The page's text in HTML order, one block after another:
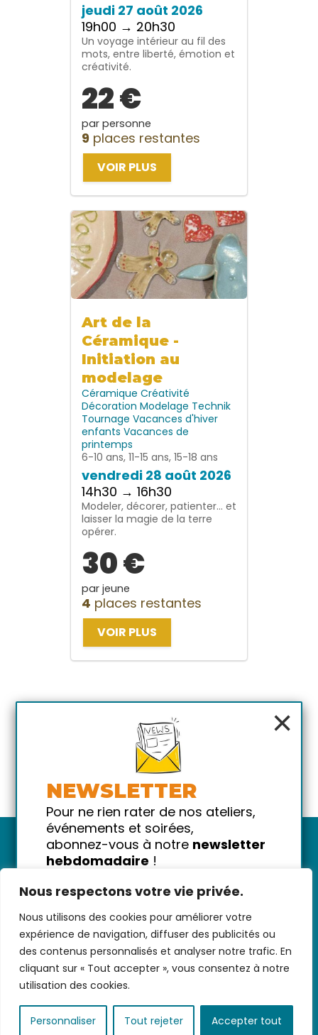
Nous respectons votre vie privée.
Nous utilisons des cookies pour améliorer votre
expérience de navigation, diffuser des publicités ou
des contenus personnalisés et analyser notre trafic. En
cliquant sur « Tout accepter », vous consentez à notre
utilisation des cookies.
Personnaliser Tout rejeter Accepter tout
jeudi 27 août 2026
19h00 → 20h30
Un voyage intérieur au fil des
mots, entre liberté, émotion et
créativité.
22 €
par personne
9 places restantes
VOIR PLUS
Art de la
Céramique -
Initiation au
modelage
Céramique Créativité
Décoration Modelage Technik
Tournage Vacances d'hiver
enfants Vacances de
printemps
6-10 ans, 11-15 ans, 15-18 ans
vendredi 28 août 2026
14h30 → 16h30
Modeler, décorer, patienter… et
laisser la magie de la terre
opérer.
30 €
par jeune
4 places restantes
VOIR PLUS
Nous contacter- CGV/CGU-Données
personnelles-Infos pratiques- FAQ
×
NEWSLETTER
Pour ne rien rater de nos ateliers,
événements et soirées,
abonnez-vous à notre newsletter
hebdomadaire !
!
Votre email